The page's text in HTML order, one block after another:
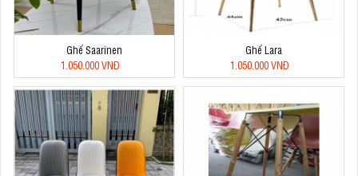
Ghế Saarinen
1.050.000 VNĐ
Ghế Lara
1.050.000 VNĐ